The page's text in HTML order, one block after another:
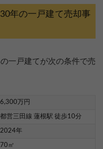
年の一戸建て売却事
一戸建てが次の条件で売
6,300万円
都営三田線 蓮根駅 徒歩10分
2024年
70㎡